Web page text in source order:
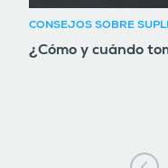
CONSEJOS SOBRE
¿Cómo y cuándo